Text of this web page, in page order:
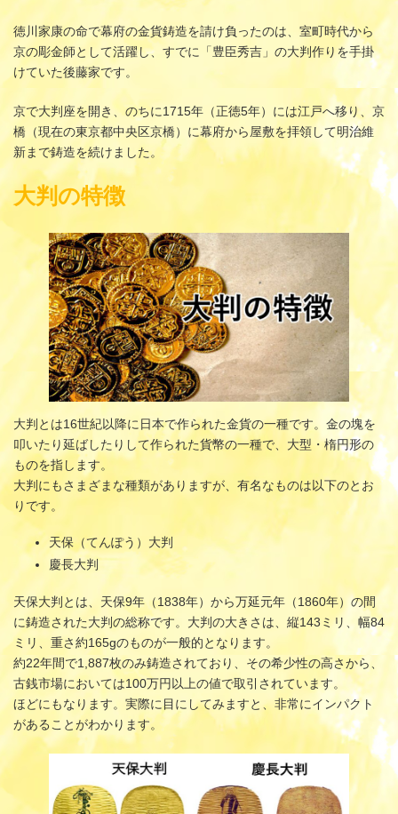
徳川家康の命で幕府の金貨鋳造を請け負ったのは、室町時代から
京の彫金師として活躍し、すでに「豊臣秀吉」の大判作りを手掛
けていた後藤家です。
京で大判座を開き、のちに1715年（正徳5年）には江戸へ移り、京
橋（現在の東京都中央区京橋）に幕府から屋敷を拝領して明治維
新まで鋳造を続けました。
大判の特徴
大判とは16世紀以降に日本で作られた金貨の一種です。金の塊を
叩いたり延ばしたりして作られた貨幣の一種で、大型・楕円形の
ものを指します。
大判にもさまざまな種類がありますが、有名なものは以下のとお
りです。
天保（てんぽう）大判
慶長大判
天保大判とは、天保9年（1838年）から万延元年（1860年）の間
に鋳造された大判の総称です。大判の大きさは、縦143ミリ、幅84
ミリ、重さ約165gのものが一般的となります。
約22年間で1,887枚のみ鋳造されており、その希少性の高さから、
古銭市場においては100万円以上の値で取引されています。
ほどにもなります。実際に目にしてみますと、非常にインパクト
があることがわかります。